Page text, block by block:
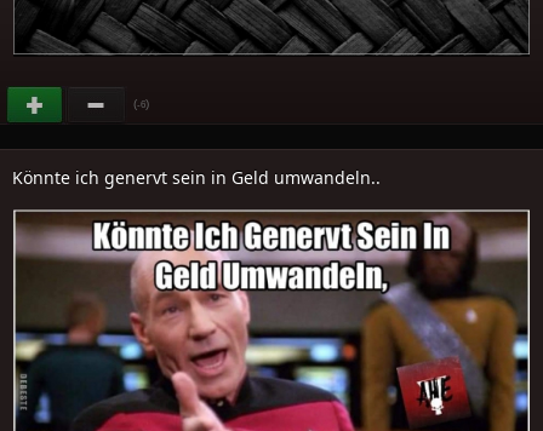
(-6)
Könnte ich genervt sein in Geld umwandeln..